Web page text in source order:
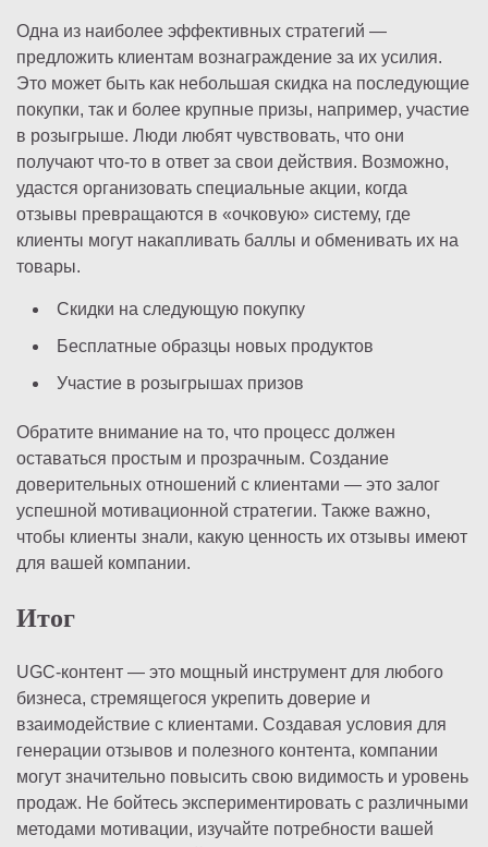
Одна из наиболее эффективных стратегий —
предложить клиентам вознаграждение за их усилия.
Это может быть как небольшая скидка на последующие
покупки, так и более крупные призы, например, участие
в розыгрыше. Люди любят чувствовать, что они
получают что-то в ответ за свои действия. Возможно,
удастся организовать специальные акции, когда
отзывы превращаются в «очковую» систему, где
клиенты могут накапливать баллы и обменивать их на
товары.
Скидки на следующую покупку
Бесплатные образцы новых продуктов
Участие в розыгрышах призов
Обратите внимание на то, что процесс должен
оставаться простым и прозрачным. Создание
доверительных отношений с клиентами — это залог
успешной мотивационной стратегии. Также важно,
чтобы клиенты знали, какую ценность их отзывы имеют
для вашей компании.
Итог
UGC-контент — это мощный инструмент для любого
бизнеса, стремящегося укрепить доверие и
взаимодействие с клиентами. Создавая условия для
генерации отзывов и полезного контента, компании
могут значительно повысить свою видимость и уровень
продаж. Не бойтесь экспериментировать с различными
методами мотивации, изучайте потребности вашей